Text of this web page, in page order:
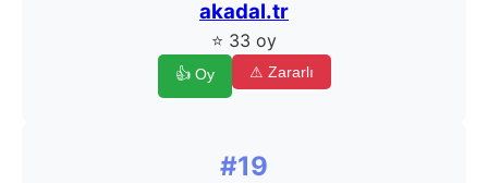
akadal.tr
⭐ 33 oy
👍 Oy ⚠ Zararlı
#19